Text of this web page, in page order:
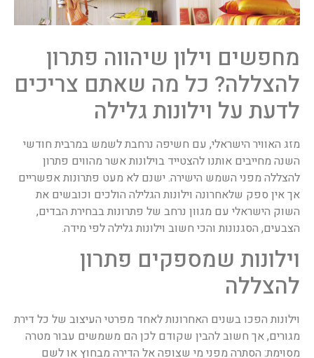
מחפשים וילון שיהווה פתרון
להצללה? כל מה שאתם צריכים
לדעת על וילונות גלילה
מזג האוויר הישראלי, עם חשיפה נרחבת לשמש במרבית חודשי
השנה מחייבים אותנו להצטייד בוילונות אשר מהווים פתרון
להצללה מפני השמש הישירה. ישנם לא מעט פתרונות אפשריים
אך אין ספק שלאחרונה וילונות הגלילה הולכים וכובשים את
השוק הישראלי עם מגוון נרחב של פתרונות בבחירת הבדים,
הצבעים, הסגנונות והכי חשוב וילונות גלילה לפי מידה.
וילונות שמספקים פתרון
להצללה
וילונות הפכו בשנים האחרונות לאחד מפרטי העיצוב של כל דירת
מגורים, אך חשוב להבין שקודם לכן הם משמשים עבור מטרה
מסוימת: הסתרה מפני מי שצופה אל הדירה מבחוץ או לשם